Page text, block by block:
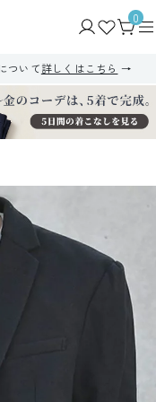
0
ついて詳しくはこちら